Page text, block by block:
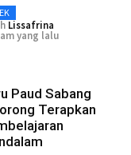
Lissafrina
yang lalu
Paud Sabang
Terapkan